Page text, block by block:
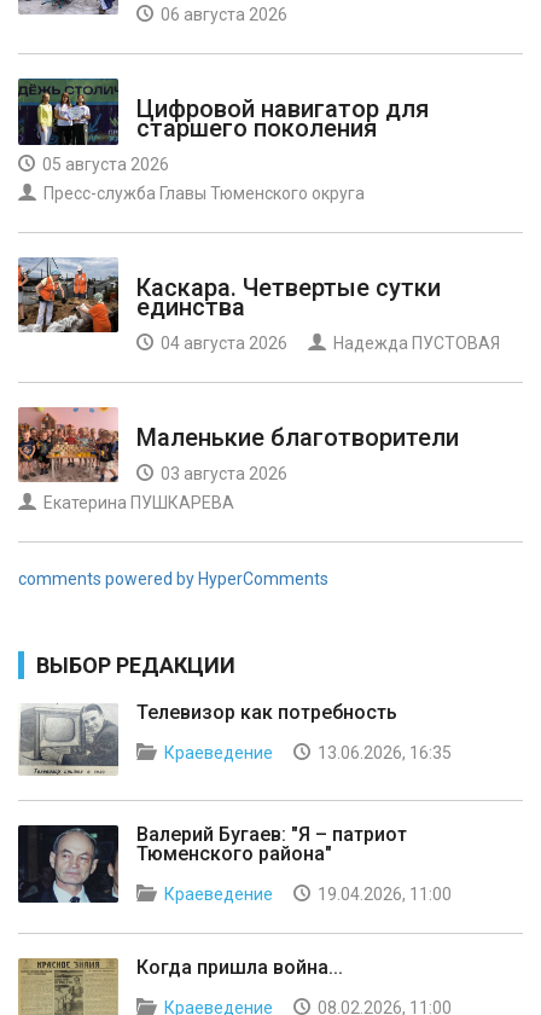
06 августа 2026
Цифровой навигатор для
старшего поколения
05 августа 2026
Пресс-служба Главы Тюменского округа
Каскара. Четвертые сутки
единства
04 августа 2026 Надежда ПУСТОВАЯ
Маленькие благотворители
03 августа 2026
Екатерина ПУШКАРЕВА
comments powered by HyperComments
ВЫБОР РЕДАКЦИИ
Телевизор как потребность
Краеведение 13.06.2026, 16:35
Валерий Бугаев: "Я – патриот
Тюменского района"
Краеведение 19.04.2026, 11:00
Когда пришла война...
Краеведение 08.02.2026, 11:00